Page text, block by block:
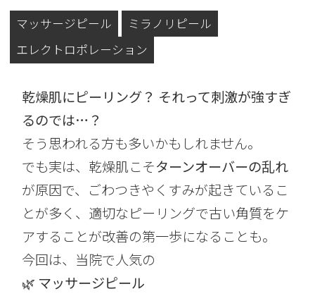
マッサージピール
ミラノリピール
エレクトロポレーション
乾燥肌にピーリング？ それって刺激が強すぎ
るのでは…？
そう思われる方も多いかもしれません。
でも実は、乾燥肌こそターンオーバーの乱れ
が原因で、ごわつきやくすみが起きているこ
とが多く、適切なピーリングで古い角質をケ
アすることが改善の第一歩になることも。
今回は、当院で人気の
🌿 マッサージピール